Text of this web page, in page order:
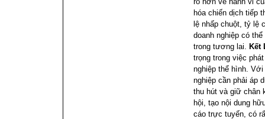
hóa chiến dịch tiếp
lệ nhấp chuột, tỷ lệ
doanh nghiệp có
trong tương lai. Kết
trọng trong việc
nghiệp thể hình.
nghiệp cần phải áp
thu hút và giữ chân
hội, tạo nội dung
cáo trực tuyến, có